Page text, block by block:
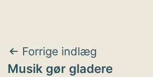
Indlægsnavigation
Forrige indlæg
Musik gør gladere